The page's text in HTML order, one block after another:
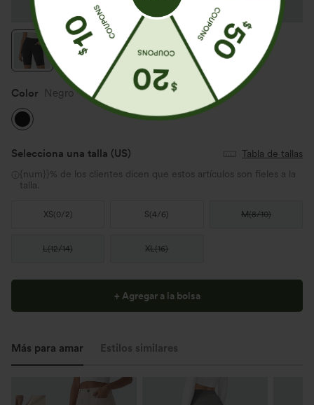
Color Negro
Selecciona una talla (US)
Tabla de tallas
{num}}% de los clientes dicen que estos artículos son fieles a la
talla.
XS(0/2) S(4/6) M(8/10)
L(12/14) XL(16)
+ Agregar a la bolsa
Más para amar Estilos similares